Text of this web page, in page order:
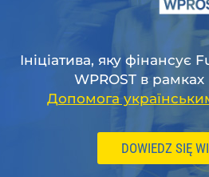
Ініціатива, яку фінансує
WPROST в
Допомога
DOWIEDZ SIĘ